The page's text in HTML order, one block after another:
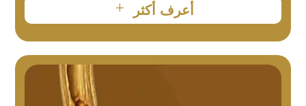
أعرف أكثر L